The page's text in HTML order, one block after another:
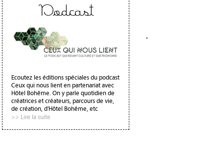
Podcast
Ecoutez les éditions spéciales du podcast
Ceux qui nous lient en partenariat avec
Hôtel Bohême. On y parle quotidien de
créatrices et créateurs, parcours de vie,
de création, d'Hôtel Bohême, etc
>> Lire la suite